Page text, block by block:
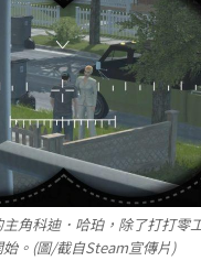
角科迪．哈珀，除了打打
。(圖/截自Steam宣傳片)